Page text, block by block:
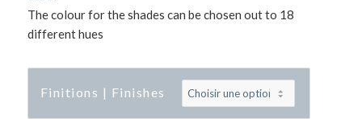
The colour for the shades can be chosen out to 18
different hues
Finitions | Finishes